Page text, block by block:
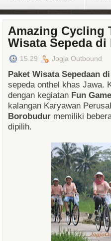
Amazing Cycling
Wisata Sepeda
15.29 Jogja Outbound
Paket Wisata Sepedaan
sepeda onthel khas Jawa.
dengan kegiatan Fun
kalangan Karyawan
Borobudur memiliki
dipilih.